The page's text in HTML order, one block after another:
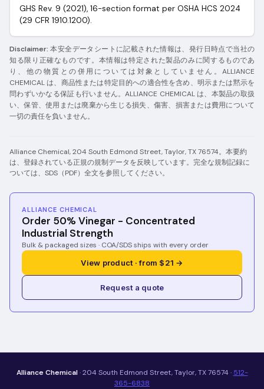
GHS Rev. 9 (2021), 16-section format per OSHA HCS 2024
(29 CFR 1910.1200).
Disclaimer: 本安全データシートに記載された情報は、発行日時点で当社の
知る限り正確なものです。本情報は特定された製品のみに関するものであ
り、他の物質との併用については対象としていません。ALLIANCE
CHEMICAL は、商品性または特定目的への適合性を含め、明示または黙示を
問わずいかなる保証も行いません。ALLIANCE CHEMICAL は、本製品の取扱
い、保管、使用または廃棄から生じる損失、傷害、損害または費用について
一切の責任を負いません。
Alliance Chemical, 204 South Edmond Street, Taylor, TX 76574。本要約
は、登録されている正規の規制データを反映しています。完全な規制記録に
ついては、SDS（PDF）全文を参照してください。
ALLIANCE CHEMICAL
Order 50% Vinegar - Concentrated
Industrial Strength
Bulk & packaged sizes · COA/SDS ships with every order
View product · from $21 →
Request a quote
Alliance Chemical· 204 South Edmond Street, Taylor, TX 76574 · 512-
365-6838